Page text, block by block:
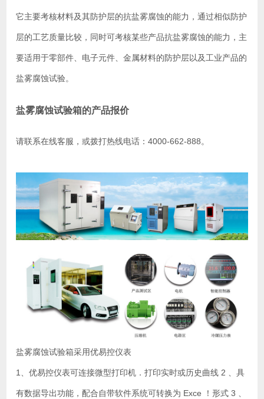
它主要考核材料及其防护层的抗盐雾腐蚀的能力，通过相似防护
层的工艺质量比较，同时可考核某些产品抗盐雾腐蚀的能力，主
要适用于零部件、电子元件、金属材料的防护层以及工业产品的
盐雾腐蚀试验。
盐雾腐蚀试验箱的产品报价
请联系在线客服，或拨打热线电话：4000-662-888。
盐雾腐蚀试验箱采用优易控仪表
1、优易控仪表可连接微型打印机．打印实时或历史曲线 2 、具
有数据导出功能，配合自带软件系统可转换为 Exce ！形式 3 、